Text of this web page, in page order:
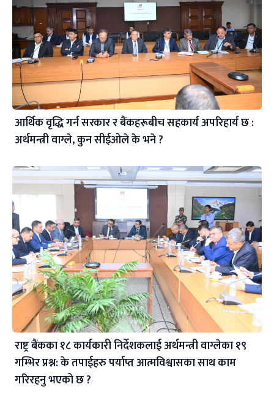
आर्थिक वृद्धि गर्न सरकार र बैंकहरूबीच सहकार्य अपरिहार्य छ :
अर्थमन्त्री वाग्ले, कुन सीईओले के भने ?
राष्ट्र बैंकका १८ कार्यकारी निर्देशकलाई अर्थमन्त्री वाग्लेका १९
गम्भिर प्रश्न: के तपाईहरु पर्याप्त आत्मविश्वासका साथ काम
गरिरहनु भएको छ ?